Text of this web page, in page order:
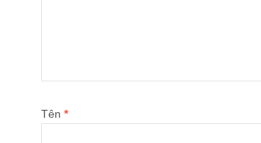
Tên *